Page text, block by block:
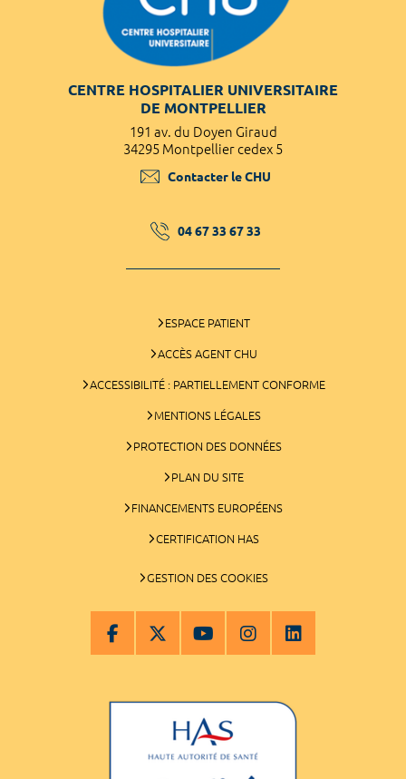
CENTRE HOSPITALIER UNIVERSITAIRE
DE MONTPELLIER
191 av. du Doyen Giraud
34295 Montpellier cedex 5
Contacter le CHU
04 67 33 67 33
ESPACE PATIENT
ACCÈS AGENT CHU
ACCESSIBILITÉ : PARTIELLEMENT CONFORME
MENTIONS LÉGALES
PROTECTION DES DONNÉES
PLAN DU SITE
FINANCEMENTS EUROPÉENS
CERTIFICATION HAS
GESTION DES COOKIES